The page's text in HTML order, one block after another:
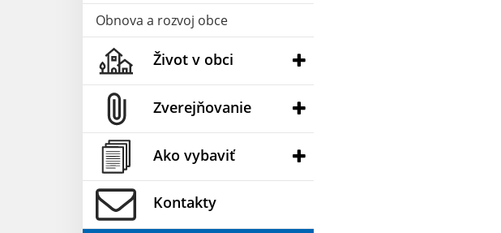
Obnova a rozvoj obce
Život v obci
Zverejňovanie
Ako vybaviť
Kontakty